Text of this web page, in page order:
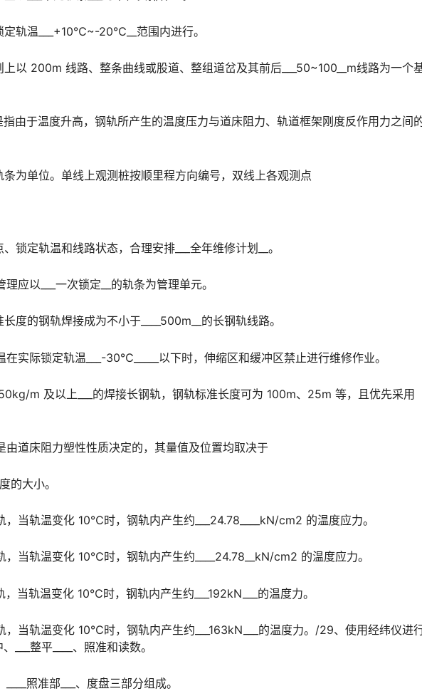
定轨温___+10℃~-20℃__范围内进行。
以 200m 线路、整条曲线或股道、整组道岔及其前后___50~100__m线路为一个
由于温度升高，钢轨所产生的温度压力与道床阻力、轨道框架刚度反作用力之间
为单位。单线上观测桩按顺里程方向编号，双线上各观测点
锁定轨温和线路状态，合理安排___全年维修计划__。
应以___一次锁定__的轨条为管理单元。
度的钢轨焊接成为不小于____500m__的长钢轨线路。
实际锁定轨温___-30℃_____以下时，伸缩区和缓冲区禁止进行维修作业。
m 及以上___的焊接长钢轨，钢轨标准长度可为 100m、25m 等，且优先采用
道床阻力塑性性质决定的，其量值及位置均取决于
的大小。
当轨温变化 10℃时，钢轨内产生约___24.78____kN/cm2 的温度应力。
当轨温变化 10℃时，钢轨内产生约____24.78__kN/cm2 的温度应力。
当轨温变化 10℃时，钢轨内产生约___192kN___的温度力。
当轨温变化 10℃时，钢轨内产生约___163kN___的温度力。/29、使用经纬仪进
___整平____、照准和读数。󠅅󠅃󠄵󠅂󠄪󠇖󠆨󠆨󠇕󠆞󠆒󠅬󠇘󠆭󠆘󠇙󠆝󠅵󠇗󠆭󠆁󠄐󠇗󠅹󠅸󠇖󠆍󠅳󠇖󠅹󠅰󠇖󠆌󠅹
照准部___、度盘三部分组成。